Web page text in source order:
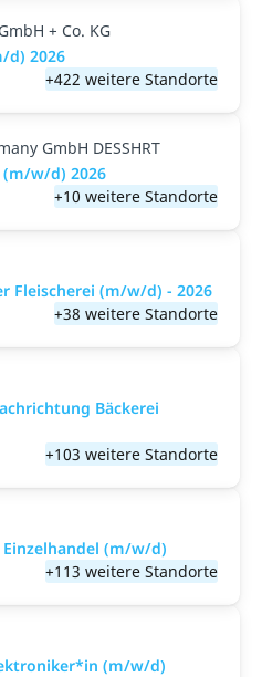
+ Co. KG
d) 2026
+422 weitere Standorte
GmbH DESSHRT
w/d) 2026
+10 weitere Standorte
Fleischerei (m/w/d) - 2026
+38 weitere Standorte
Bäckerei
+103 weitere Standorte
(m/w/d)
+113 weitere Standorte
(m/w/d)